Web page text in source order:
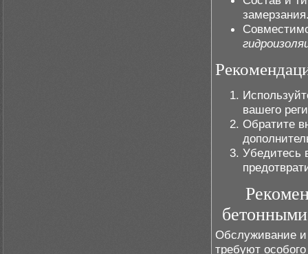
вашего
Обратите
Убедитесь
Обслуживание
требуют